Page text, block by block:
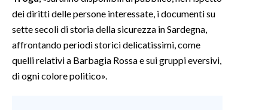
dei diritti delle persone interessate, i documenti su
sette secoli di storia della sicurezza in Sardegna,
affrontando periodi storici delicatissimi, come
quelli relativi a Barbagia Rossa e sui gruppi eversivi,
di ogni colore politico».